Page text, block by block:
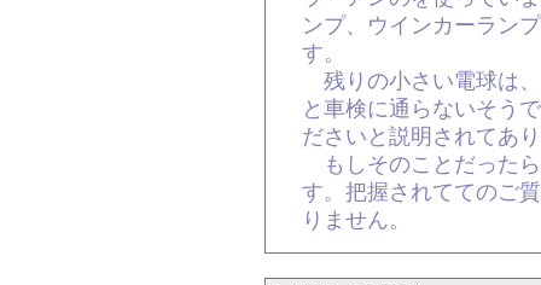
ンプ、ウインカーラン
す。
残りの小さい電球は
と車検に通らないそう
ださいと説明されてあ
もしそのことだった
す。把握されててのご
りません。